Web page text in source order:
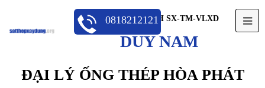
CÔNG TY TNHH SX-TM-VLXD
DUY NAM
0818212121
ĐẠI LÝ ỐNG THÉP HÒA PHÁT